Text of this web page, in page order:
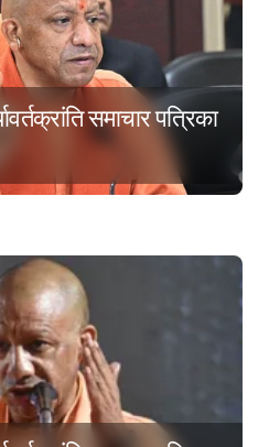
समाचार पत्रिका